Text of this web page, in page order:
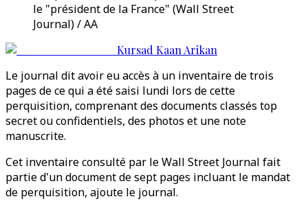
le "président de la France" (Wall Street
Journal) / AA
Kursad Kaan Arikan
Le journal dit avoir eu accès à un inventaire de trois
pages de ce qui a été saisi lundi lors de cette
perquisition, comprenant des documents classés top
secret ou confidentiels, des photos et une note
manuscrite.
Cet inventaire consulté par le Wall Street Journal fait
partie d'un document de sept pages incluant le mandat
de perquisition, ajoute le journal.